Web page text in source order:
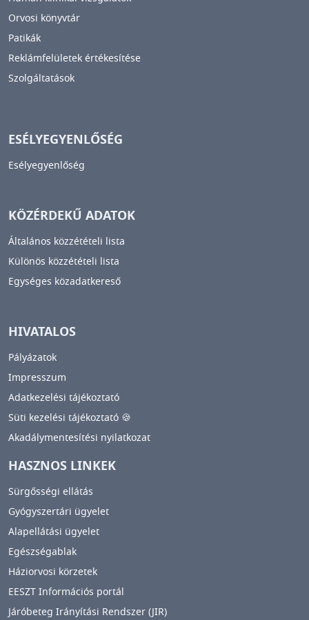
Orvosi könyvtár
Patikák
Reklámfelületek értékesítése
Szolgáltatások
ESÉLYEGYENLŐSÉG
Esélyegyenlőség
KÖZÉRDEKŰ ADATOK
Általános közzétételi lista
Különös közzétételi lista
Egységes közadatkereső
HIVATALOS
Pályázatok
Impresszum
Adatkezelési tájékoztató
Süti kezelési tájékoztató 🍪
Akadálymentesítési nyilatkozat
HASZNOS LINKEK
Sürgősségi ellátás
Gyógyszertári ügyelet
Alapellátási ügyelet
Egészségablak
Háziorvosi körzetek
EESZT Információs portál
Járóbeteg Irányítási Rendszer (JIR)